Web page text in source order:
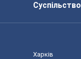
Суспільство
Харків